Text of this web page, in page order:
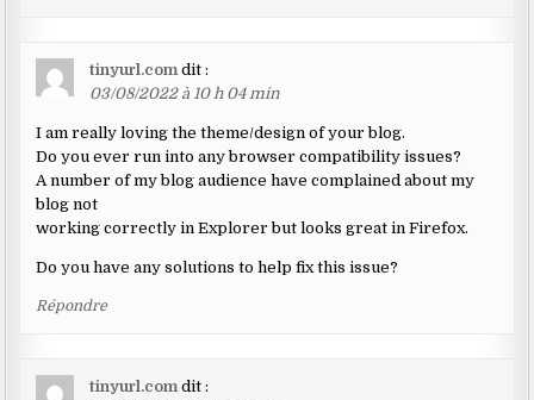
tinyurl.com dit :
03/08/2022 à 10 h 04 min
I am really loving the theme/design of your blog.
Do you ever run into any browser compatibility issues?
A number of my blog audience have complained about my
blog not
working correctly in Explorer but looks great in Firefox.
Do you have any solutions to help fix this issue?
Répondre
tinyurl.com dit :